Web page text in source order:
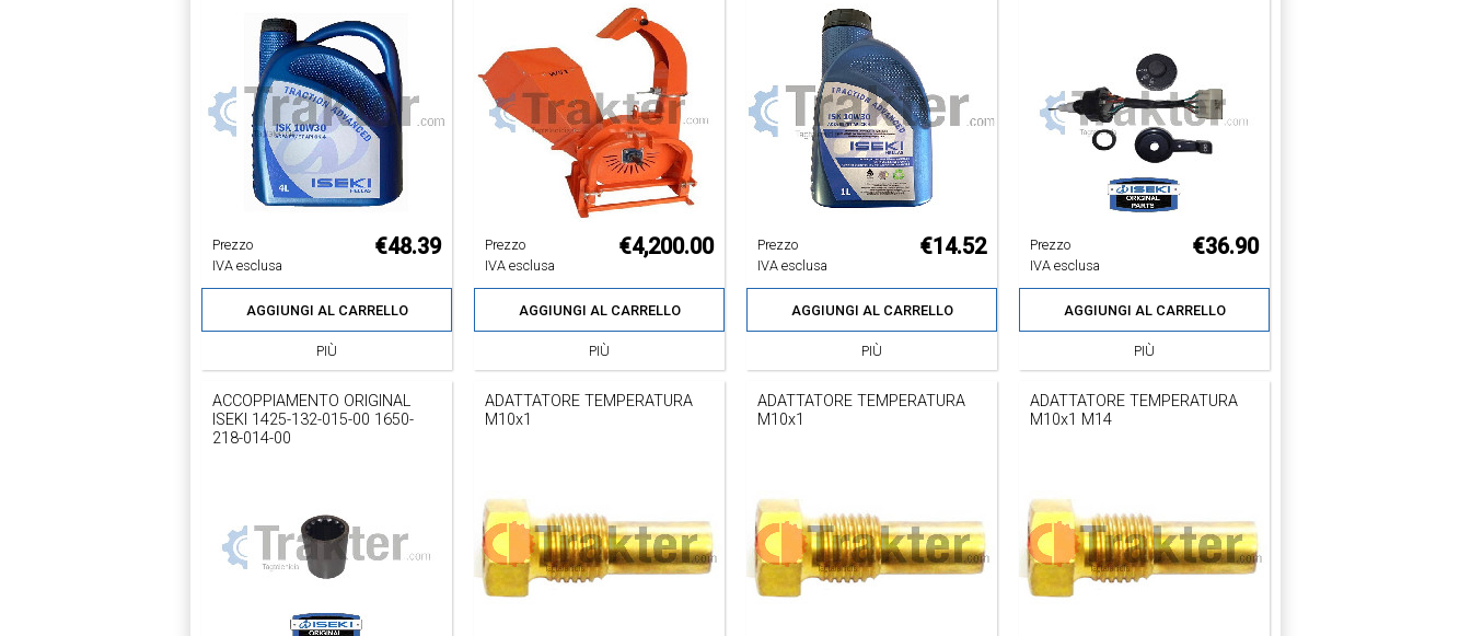
Prezzo
IVA esclusa
€48.39
AGGIUNGI AL CARRELLO
PIÙ
Prezzo
IVA esclusa
€4,200.00
AGGIUNGI AL CARRELLO
PIÙ
Prezzo
IVA esclusa
€14.52
AGGIUNGI AL CARRELLO
PIÙ
Prezzo
IVA esclusa
€36.90
AGGIUNGI AL CARRELLO
PIÙ
ACCOPPIAMENTO ORIGINAL
ISEKI 1425-132-015-00 1650-
218-014-00
ADATTATORE TEMPERATURA
M10x1
ADATTATORE TEMPERATURA
M10x1
ADATTATORE TEMPERATURA
M10x1 M14